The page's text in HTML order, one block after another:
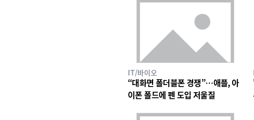
IT/바이오
“대화면 폴더블폰 경쟁”…애플, 아
이폰 폴드에 펜 도입 저울질